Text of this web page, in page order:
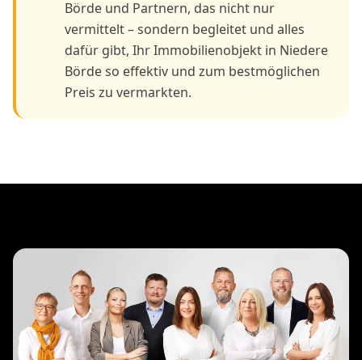
Börde und Partnern, das nicht nur
vermittelt – sondern begleitet und alles
dafür gibt, Ihr Immobilienobjekt in Niedere
Börde so effektiv und zum bestmöglichen
Preis zu vermarkten.